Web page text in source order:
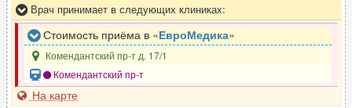
Врач принимает в следующих клиниках:
Стоимость приёма в «ЕвроМедика»
Комендантский пр-т д. 17/1
Комендантский пр-т
На карте